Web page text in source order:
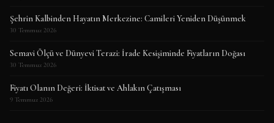
Şehrin Kalbinden Hayatın Merkezine: Camileri Yeniden Düşünmek
30 Temmuz 2026
Semavi Ölçü ve Dünyevi Terazi: İrade Kesişiminde Fiyatların Doğası
30 Temmuz 2026
Fiyatı Olanın Değeri: İktisat ve Ahlakın Çatışması
9 Temmuz 2026